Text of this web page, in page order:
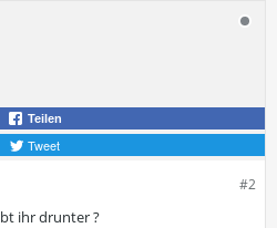
Teilen
Tweet
#2
ihr drunter ?